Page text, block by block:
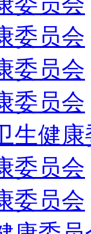
委员会
委员会
委员会
生健
委员会
委员会